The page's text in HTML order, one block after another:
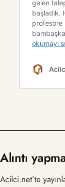
Alıntı
Acilci.net’te